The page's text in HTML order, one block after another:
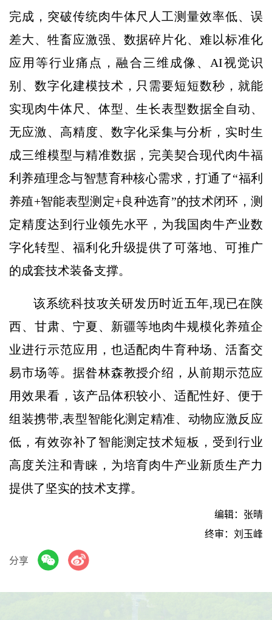
完成，突破传统肉牛体尺人工测量效率低、误
差大、牲畜应激强、数据碎片化、难以标准化
应用等行业痛点，融合三维成像、AI视觉识
别、数字化建模技术，只需要短短数秒，就能
实现肉牛体尺、体型、生长表型数据全自动、
无应激、高精度、数字化采集与分析，实时生
成三维模型与精准数据，完美契合现代肉牛福
利养殖理念与智慧育种核心需求，打通了“福利
养殖+智能表型测定+良种选育”的技术闭环，测
定精度达到行业领先水平，为我国肉牛产业数
字化转型、福利化升级提供了可落地、可推广
的成套技术装备支撑。
该系统科技攻关研发历时近五年,现已在陕
西、甘肃、宁夏、新疆等地肉牛规模化养殖企
业进行示范应用，也适配肉牛育种场、活畜交
易市场等。据昝林森教授介绍，从前期示范应
用效果看，该产品体积较小、适配性好、便于
组装携带,表型智能化测定精准、动物应激反应
低，有效弥补了智能测定技术短板，受到行业
高度关注和青睐，为培育肉牛产业新质生产力
提供了坚实的技术支撑。
编辑：张晴
终审：刘玉峰
分享